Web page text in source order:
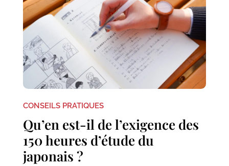
CONSEILS PRATIQUES
Qu’en est-il de l’exigence des
150 heures d’étude du
japonais ?